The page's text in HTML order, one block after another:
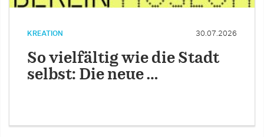
KREATION 30.07.2026
So vielfältig wie die Stadt
selbst: Die neue …